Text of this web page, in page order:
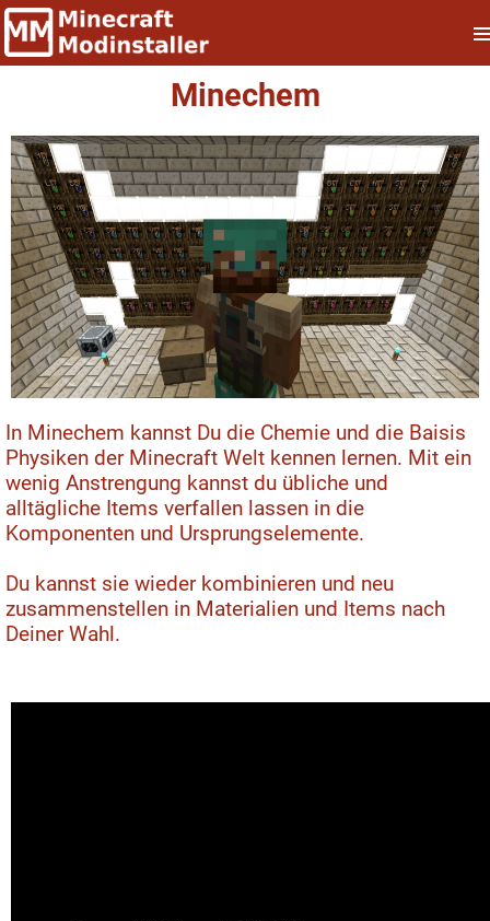
Minechem
In Minechem kannst Du die Chemie und die Baisis
Physiken der Minecraft Welt kennen lernen. Mit ein
wenig Anstrengung kannst du übliche und
alltägliche Items verfallen lassen in die
Komponenten und Ursprungselemente.
Du kannst sie wieder kombinieren und neu
zusammenstellen in Materialien und Items nach
Deiner Wahl.